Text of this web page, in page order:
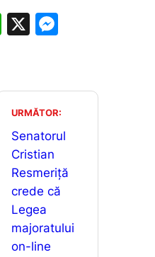
W
s
A
p
p
X
s
e
n
er
URMĂTOR:
Senatorul
Cristian
Resmeriță
crede că
Legea
majoratului
on-line